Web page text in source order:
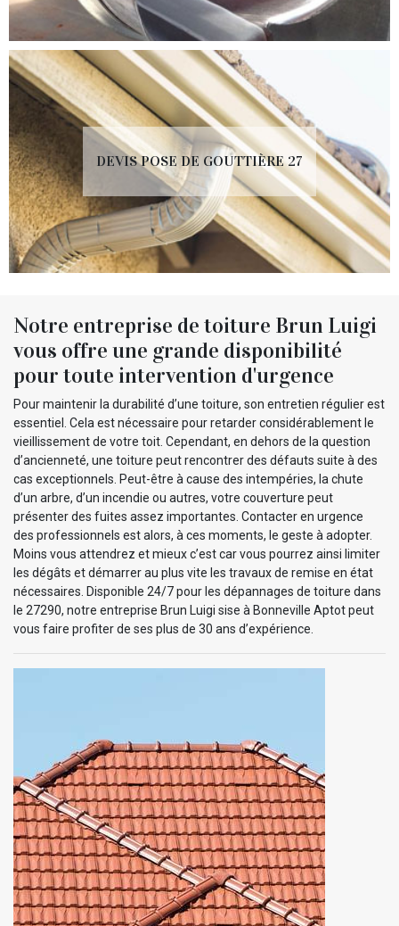
DEVIS POSE DE GOUTTIÈRE 27
Notre entreprise de toiture Brun Luigi
vous offre une grande disponibilité
pour toute intervention d'urgence
Pour maintenir la durabilité d’une toiture, son entretien régulier est
essentiel. Cela est nécessaire pour retarder considérablement le
vieillissement de votre toit. Cependant, en dehors de la question
d’ancienneté, une toiture peut rencontrer des défauts suite à des
cas exceptionnels. Peut-être à cause des intempéries, la chute
d’un arbre, d’un incendie ou autres, votre couverture peut
présenter des fuites assez importantes. Contacter en urgence
des professionnels est alors, à ces moments, le geste à adopter.
Moins vous attendrez et mieux c’est car vous pourrez ainsi limiter
les dégâts et démarrer au plus vite les travaux de remise en état
nécessaires. Disponible 24/7 pour les dépannages de toiture dans
le 27290, notre entreprise Brun Luigi sise à Bonneville Aptot peut
vous faire profiter de ses plus de 30 ans d’expérience.